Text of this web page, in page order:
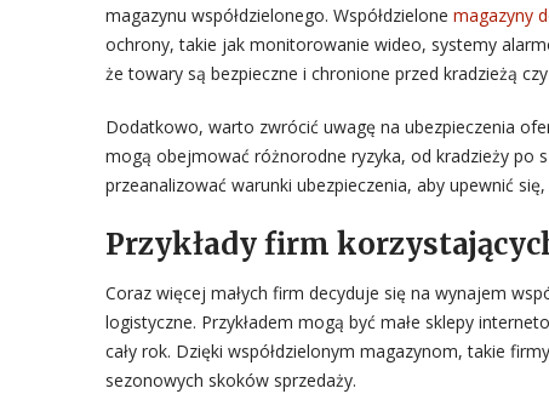
magazynu współdzielonego. Współdzielone magazyny
ochrony, takie jak monitorowanie wideo, systemy
że towary są bezpieczne i chronione przed kradzieżą
Dodatkowo, warto zwrócić uwagę na ubezpieczenia
mogą obejmować różnorodne ryzyka, od kradzieży po
przeanalizować warunki ubezpieczenia, aby upewnić
Przykłady firm
Coraz więcej małych firm decyduje się na wynajem
logistyczne. Przykładem mogą być małe sklepy
cały rok. Dzięki współdzielonym magazynom, takie
sezonowych skoków sprzedaży.